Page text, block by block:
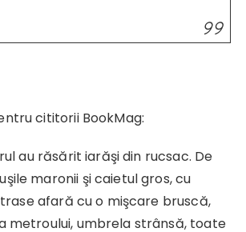
cititorii BookMag:
au răsărit iarăşi din rucsac. De
maronii şi caietul gros, cu
afară cu o mişcare bruscă,
metroului, umbrela strânsă, toate